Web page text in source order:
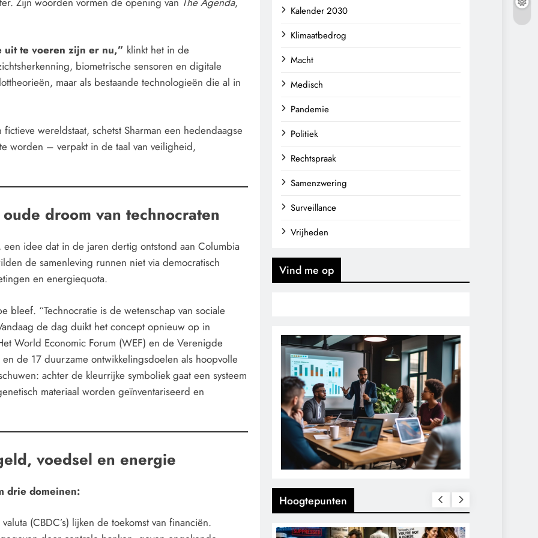
uit te voeren zijn er nu,” klinkt het in de
biometrische sensoren en digitale
maar als bestaande technologieën die al in
wereldstaat, schetst Sharman een hedendaagse
worden – verpakt in de taal van veiligheid,
droom van technocraten
een idee dat in de jaren dertig ontstond aan Columbia
de samenleving runnen niet via democratisch
en energiequota.
bleef. “Technocratie is de wetenschap van sociale
de dag duikt het concept opnieuw op in
World Economic Forum (WEF) en de Verenigde
de 17 duurzame ontwikkelingsdoelen als hoopvolle
achter de kleurrijke symboliek gaat een systeem
materiaal worden geïnventariseerd en
voedsel en energie
drie domeinen:
(CBDC’s) lijken de toekomst van financiën.
Kalender 2030
Klimaatbedrog
Macht
Medisch
Pandemie
Politiek
Rechtspraak
Samenzwering
Surveillance
Vrijheden
Vind me op
Hoogtepunten